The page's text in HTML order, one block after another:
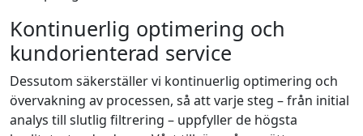
Kontinuerlig optimering och
kundorienterad service
Dessutom säkerställer vi kontinuerlig optimering och
övervakning av processen, så att varje steg – från initial
analys till slutlig filtrering – uppfyller de högsta